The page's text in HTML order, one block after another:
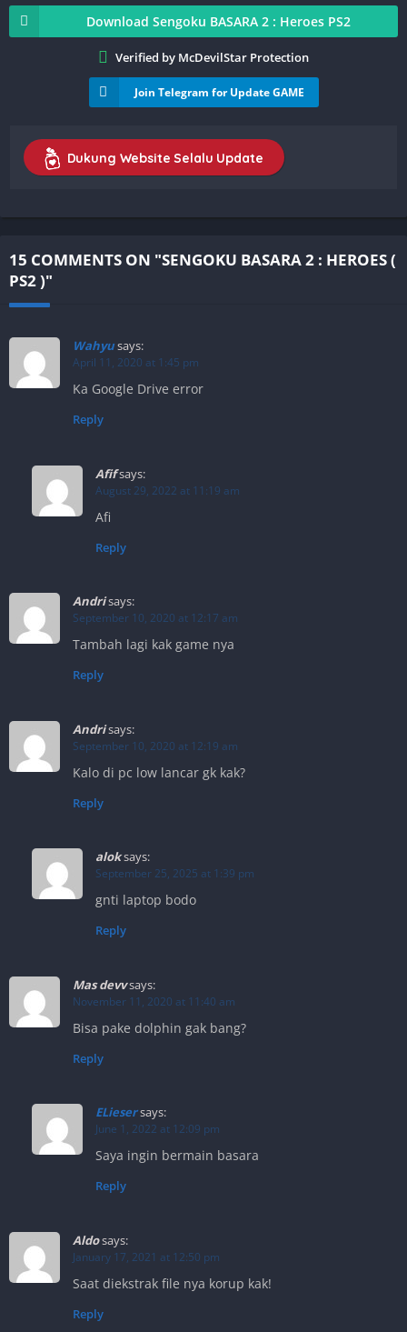
Download Sengoku BASARA 2 : Heroes PS2
Verified by McDevilStar Protection
Join Telegram for Update GAME
Dukung Website Selalu Update
15 COMMENTS ON "SENGOKU BASARA 2 : HEROES (
PS2 )"
Wahyusays:
April 11, 2020 at 1:45 pm
Ka Google Drive error
Reply
Afifsays:
August 29, 2022 at 11:19 am
Afi
Reply
Andrisays:
September 10, 2020 at 12:17 am
Tambah lagi kak game nya
Reply
Andrisays:
September 10, 2020 at 12:19 am
Kalo di pc low lancar gk kak?
Reply
aloksays:
September 25, 2025 at 1:39 pm
gnti laptop bodo
Reply
Mas devvsays:
November 11, 2020 at 11:40 am
Bisa pake dolphin gak bang?
Reply
ELiesersays:
June 1, 2022 at 12:09 pm
Saya ingin bermain basara
Reply
Aldosays:
January 17, 2021 at 12:50 pm
Saat diekstrak file nya korup kak!
Reply